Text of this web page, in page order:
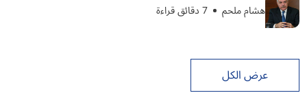
هشام ملحم 7 دقائق قراءة
عرض الكل